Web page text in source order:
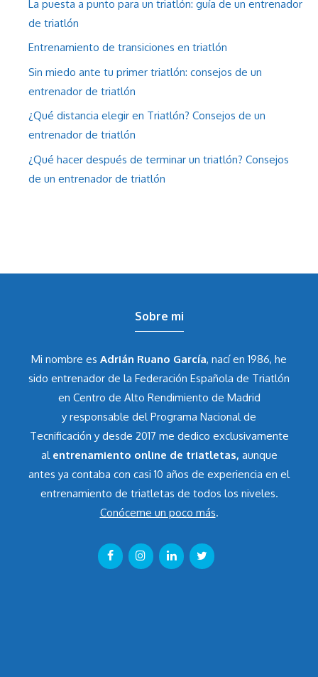
La puesta a punto para un triatlón: guía de un entrenador
de triatlón
Entrenamiento de transiciones en triatlón
Sin miedo ante tu primer triatlón: consejos de un
entrenador de triatlón
¿Qué distancia elegir en Triatlón? Consejos de un
entrenador de triatlón
¿Qué hacer después de terminar un triatlón? Consejos
de un entrenador de triatlón
Sobre mi
Mi nombre es Adrián Ruano García, nací en 1986, he
sido entrenador de la Federación Española de Triatlón
en Centro de Alto Rendimiento de Madrid
y responsable del Programa Nacional de
Tecnificación y desde 2017 me dedico exclusivamente
al entrenamiento online de triatletas, aunque
antes ya contaba con casi 10 años de experiencia en el
entrenamiento de triatletas de todos los niveles.
Conóceme un poco más.